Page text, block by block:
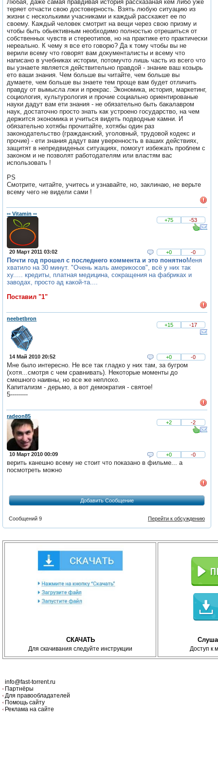
Любая, даже самая правдивая история рассказаная кем либо уже
теряет отчасти свою достоверность. Взять любую ситуацию из
жизни с несколькими учасниками и каждый расскажет ее по
своему. Каждый человек смотрит на вещи через свою призму и
чтобы быть обьективным необходимо полностью отрешиться от
собственных чувств и стереотипов, но на практике ето практически
нереально. К чему я все ето говорю? Да к тому чтобы вы не
верили всему что говорят вам документалисты и всему что
написано в учебниках истории, потомучто лишь часть из всего что
вы узнаете является действительно правдой - знание ваш козырь
ето ваши знания. Чем больше вы читайте, чем больше вы
думаете, чем больше вы знаете тем проще вам будет отличить
правду от вымысла лжи и прекрас. Экономика, история, маркетинг,
социология, культурология и прочие социально ориентированые
науки дадут вам ети знания - не обязательно быть бакалавром
наук, достаточно просто знать как устроено государство, на чем
держится экономика и учиться видеть подводные камни. И
обязательно хотябы прочитайте, хотябы один раз
законодательство (гражданский, уголовный, трудовой кодекс и
прочие) - ети знания дадут вам уверенность в ваших действиях,
защитят в непредвиденых ситуациях, помогут избежать проблем с
законом и не позволят работодателям или властям вас
использовать !
PS
Смотрите, читайте, учитесь и узнавайте, но, заклинаю, не верьте
всему чего не видели сами !
▫▫ Vitamin ▫▫
+75
-53
20 Март 2011 03:02 +0 -0
Почти год прошел с последнего коммента и это понятноМеня
хватило на 30 минут. "Очень жаль америкосов", всё у них так
ху..... кредиты, платная медицина, сокращения на фабриках и
заводах, просто ад какой-та....
Поставил "1"
neebetbron
+15
-17
14 Май 2010 20:52 +0 -0
Мне было интересно. Не все так гладко у них там, за бугром
(хотя...смотря с чем сравнивать). Некоторые моменты до
смешного наивны, но все же неплохо.
Капитализм - дерьмо, а вот демократия - святое!
5---------
radeon85
+2
-2
10 Март 2010 00:09 +0 -0
верить канешно всему не стоит что показано в фильме... а
посмотреть можно
Добавить Сообщение
Сообщений 9 Перейти к обсуждению
СКАЧАТЬ
Для скачивания следуйте инструкции Доступ к
info@fast-torrent.ru
Партнёры
Для правообладателей
Помощь сайту
Реклама на сайте